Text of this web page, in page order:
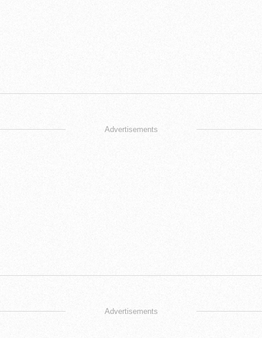
Advertisements
Advertisements